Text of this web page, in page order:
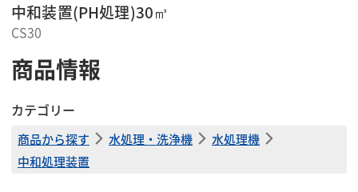
中和装置(PH処理)30㎥
CS30
商品情報
カテゴリー
商品から探す 水処理・洗浄機
水処理機
中和処理装置